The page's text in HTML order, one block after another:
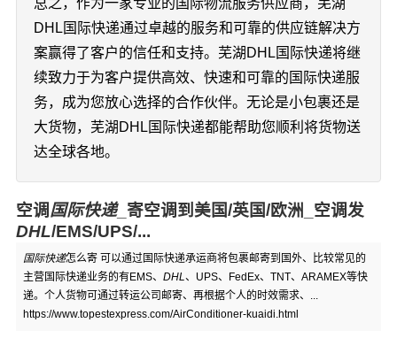
总之，作为一家专业的国际物流服务供应商，芜湖
DHL国际快递通过卓越的服务和可靠的供应链解决方
案赢得了客户的信任和支持。芜湖DHL国际快递将继
续致力于为客户提供高效、快速和可靠的国际快递服
务，成为您放心选择的合作伙伴。无论是小包裹还是
大货物，芜湖DHL国际快递都能帮助您顺利将货物送
达全球各地。
空调国际快递_寄空调到美国/英国/欧洲_空调发
DHL/EMS/UPS/...
国际快递怎么寄 可以通过国际快递承运商将包裹邮寄到国外、比较常见的
主营国际快递业务的有EMS、 DHL、UPS、FedEx、TNT、ARAMEX等快
递。个人货物可通过转运公司邮寄、再根据个人的时效需求、...
https://www.topestexpress.com/AirConditioner-kuaidi.html